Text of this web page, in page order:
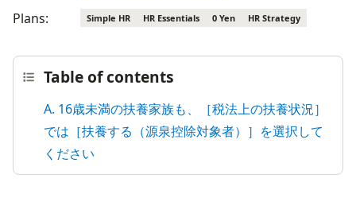
Plans: Simple HR HR Essentials 0 Yen HR Strategy
Table of contents
A. 16歳未満の扶養家族も、［税法上の扶養状況］
では［扶養する（源泉控除対象者）］を選択して
ください